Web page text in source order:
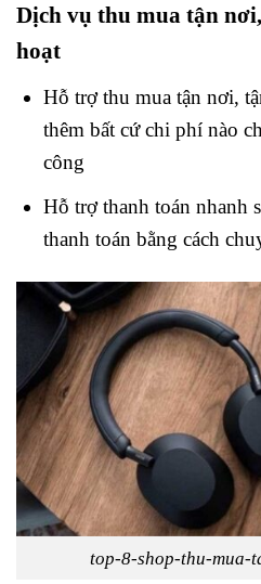
Dịch vụ thu mua tận
hoạt
Hỗ trợ thu mua tận nơi,
thêm bất cứ chi phí nào
công
Hỗ trợ thanh toán nhanh
thanh toán bằng cách
top-8-shop-thu-mua-